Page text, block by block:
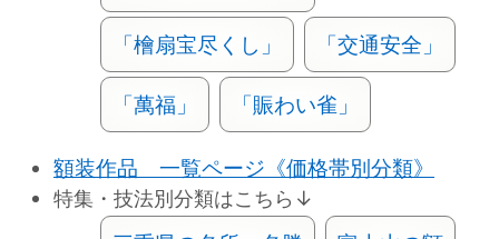
「檜扇宝尽くし」 「交通安全」
「萬福」 「賑わい雀」
額装作品 一覧ページ《価格帯別分類》
特集・技法別分類はこちら↓